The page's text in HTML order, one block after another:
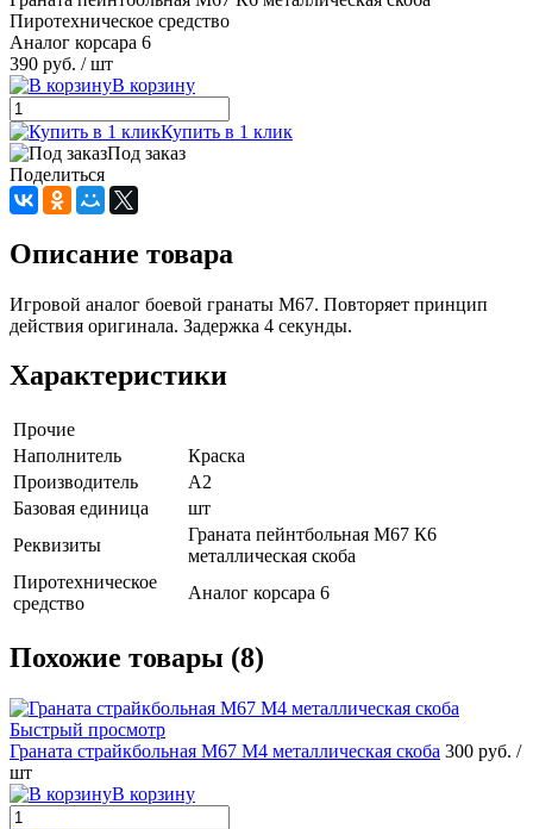
Пиротехническое средство
Аналог корсара 6
390 руб. / шт
В корзину
Купить в 1 клик
Под заказ
Поделиться
Описание товара
Игровой аналог боевой гранаты М67. Повторяет принцип
действия оригинала. Задержка 4 секунды.
Характеристики
Прочие
Наполнитель
Краска
Производитель
A2
Базовая единица
шт
Реквизиты
Граната пейнтбольная М67 К6
металлическая скоба
Пиротехническое
средство
Аналог корсара 6
Похожие товары (8)
Быстрый просмотр
Граната страйкбольная М67 М4 металлическая скоба 300 руб. /
шт
В корзину